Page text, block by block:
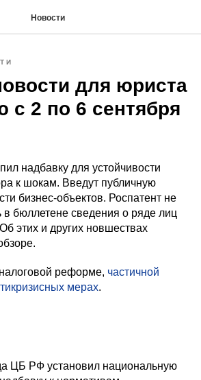
Новости
для юриста
с 2 по 6 сентября
надбавку для устойчивости
к шокам. Введут публичную
бизнес-объектов. Роспатент не
в бюллетене сведения о ряде лиц
этих и других новшествах
реформе, частичной
мерах.
ЦБ РФ установил национальную